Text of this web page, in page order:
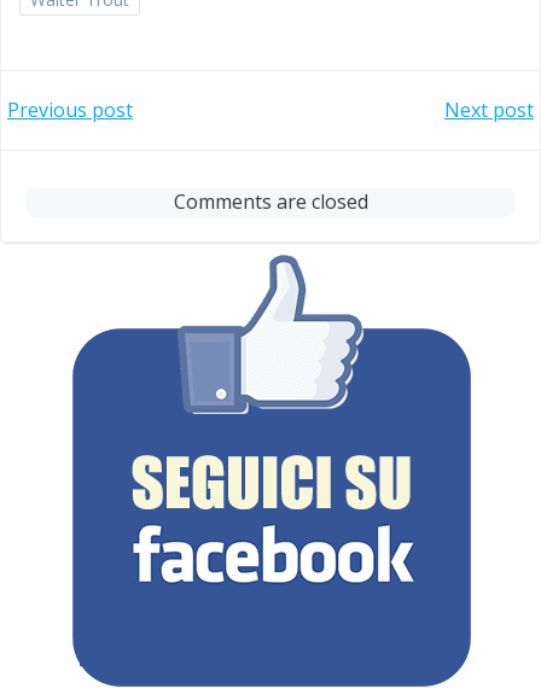
Post
navigation
Previous post
navigation
Next post
Comments are closed